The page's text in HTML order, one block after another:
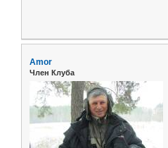
Amor
Член Клуба